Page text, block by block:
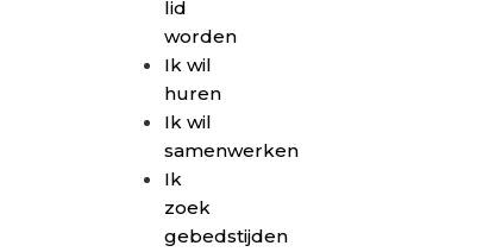
lid
worden
Ik wil
huren
Ik wil
samenwerken
Ik
zoek
gebedstijden